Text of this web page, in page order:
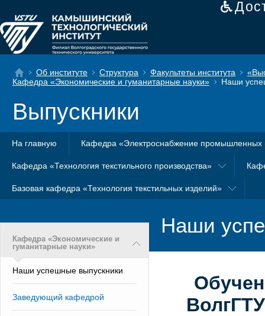
Об институте Структура Факультеты института
Кафедра «Экономические и гуманитарные науки»
Наши
Выпускники
На главную Кафедра «Электроснабжение промышленных
Кафедра «Технология текстильного производства»
Базовая кафедра «Технология текстильных изделий»
Кафедра «Экономические и
гуманитарные науки»
Наши успешные выпускники
Заведующий кафедрой
Наши